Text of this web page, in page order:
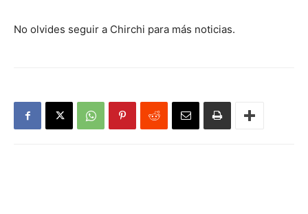
No olvides seguir a Chirchi para más noticias.